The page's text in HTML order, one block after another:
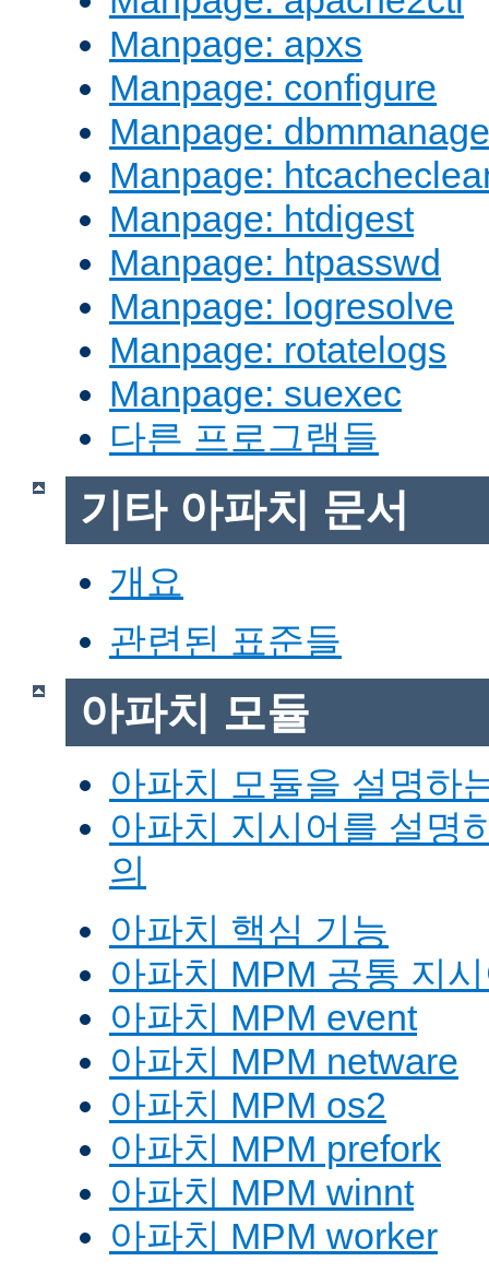
Manpage: apxs
Manpage: configure
Manpage: dbmmanage
Manpage:
Manpage: htdigest
Manpage: htpasswd
Manpage: logresolve
Manpage: rotatelogs
Manpage: suexec
다른 프로그램들
기타 아파치 문서
개요
관련된 표준들
아파치 모듈
아파치 모듈을 설명하
아파치 지시어를 설명
의
아파치 핵심 기능
아파치 MPM 공통 지
아파치 MPM event
아파치 MPM netware
아파치 MPM os2
아파치 MPM prefork
아파치 MPM winnt
아파치 MPM worker